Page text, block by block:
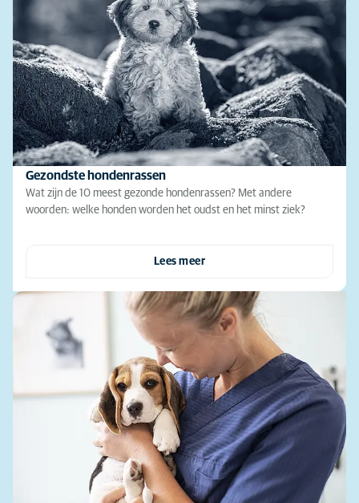
Gezondste hondenrassen
Wat zijn de 10 meest gezonde hondenrassen? Met andere
woorden: welke honden worden het oudst en het minst ziek?
Lees meer